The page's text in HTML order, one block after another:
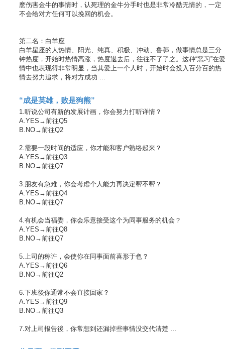
麽伤害金牛的事情时，认死理的金牛分手时也是非常冷酷无情的，一定
不会给对方任何可以挽回的机会。
第二名：白羊座
白羊星座的人热情、阳光、纯真、积极、冲动、鲁莽，做事情总是三分
钟热度，开始时热情高涨，热度退去后，往往不了了之。这种“恶习”在爱
情中也表现得非常明显，当其爱上一个人时，开始时会投入百分百的热
情去努力追求，将对方成功 ...
“成是英雄，败是狗熊”
1.听说公司有新的发展计画，你会努力打听详情？
A.YES→前往Q5
B.NO→前往Q2
2.需要一段时间的适应，你才能和客户熟络起来？
A.YES→前往Q3
B.NO→前往Q7
3.朋友有急难，你会考虑个人能力再决定帮不帮？
A.YES→前往Q4
B.NO→前往Q7
4.有机会当福委，你会乐意接受这个为同事服务的机会？
A.YES→前往Q8
B.NO→前往Q7
5.上司的称许，会使你在同事面前喜形于色？
A.YES→前往Q6
B.NO→前往Q2
6.下班後你通常不会直接回家？
A.YES→前往Q9
B.NO→前往Q3
7.对上司报告後，你常想到还漏掉些事情没交代清楚 ...